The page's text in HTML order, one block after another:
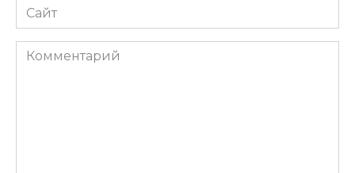
Сайт
Комментарий